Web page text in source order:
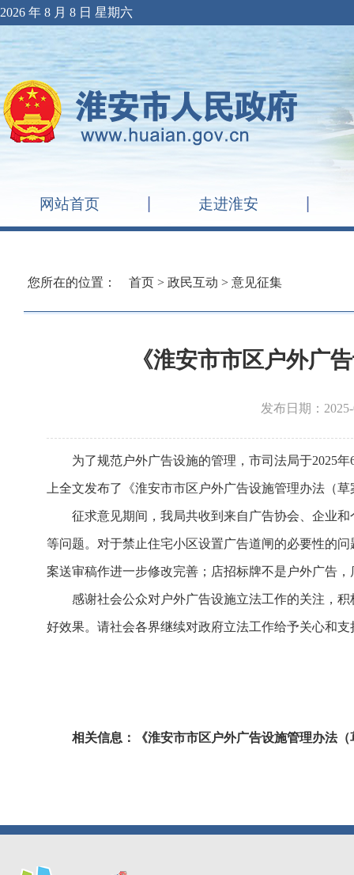
2026 年 8 月 8 日 星期六
网站首页 走进淮安
您所在的位置： 首页 > 政民互动 > 意见征集
《淮安市市区户外广
发布日期：
为了规范户外广告设施的管理，市司法局于2025
上全文发布了《淮安市市区户外广告设施管理办法（
征求意见期间，我局共收到来自广告协会、企业
等问题。对于禁止住宅小区设置广告道闸的必要性的
案送审稿作进一步修改完善；店招标牌不是户外广告
感谢社会公众对户外广告设施立法工作的关注，
好效果。请社会各界继续对政府立法工作给予关心和
相关信息： 《淮安市市区户外广告设施管理办法